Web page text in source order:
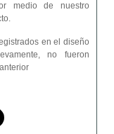
medio de nuestro
en el diseño
no fueron